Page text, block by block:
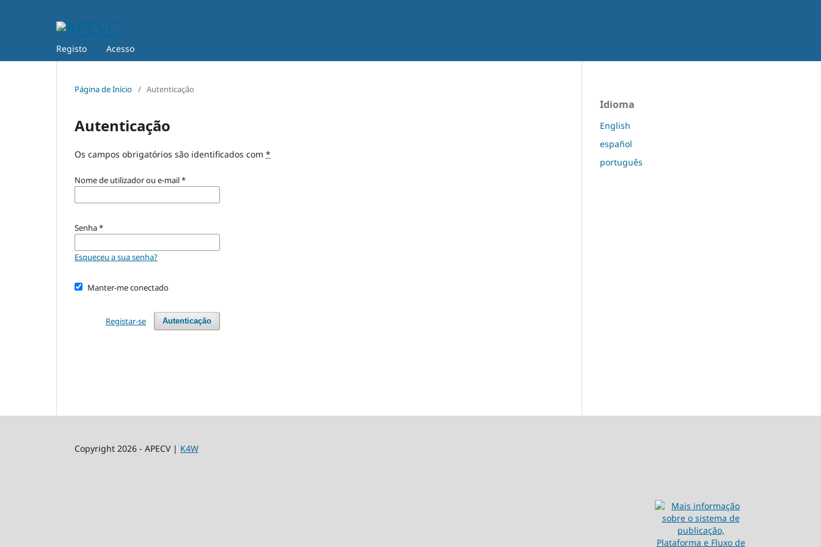
Registo Acesso
Página de Início / Autenticação
Autenticação
Os campos obrigatórios são identificados com *
Nome de utilizador ou e-mail*
Senha*
Esqueceu a sua senha?
Manter-me conectado
Autenticação
Registar-se
Idioma
English
español
português
Copyright 2026 - APECV | K4W